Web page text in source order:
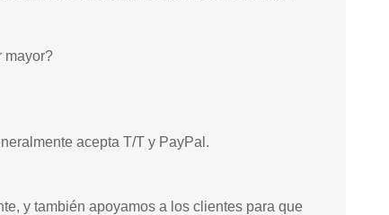
mayor?
acepta T/T y PayPal.
y también apoyamos a los clientes para que